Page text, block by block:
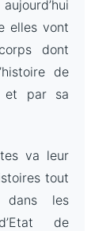
elles vont
dont
de
et par sa
va leur
tout
dans les
de